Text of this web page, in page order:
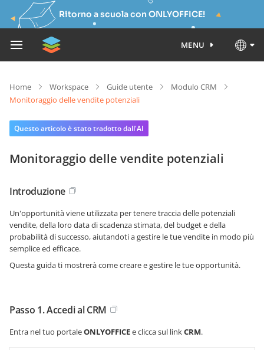
Ritorno a scuola con ONLYOFFICE!
MENU
Home Workspace Guide utente
Modulo CRM
Monitoraggio delle vendite potenziali
Questo articolo è stato tradotto dall'AI
Monitoraggio delle vendite potenziali
Introduzione
Un'opportunità viene utilizzata per tenere traccia delle potenziali
vendite, della loro data di scadenza stimata, del budget e della
probabilità di successo, aiutandoti a gestire le tue vendite in modo più
semplice ed efficace.
Questa guida ti mostrerà come creare e gestire le tue opportunità.
Passo 1. Accedi al CRM
Entra nel tuo portaleONLYOFFICEe clicca sul linkCRM.